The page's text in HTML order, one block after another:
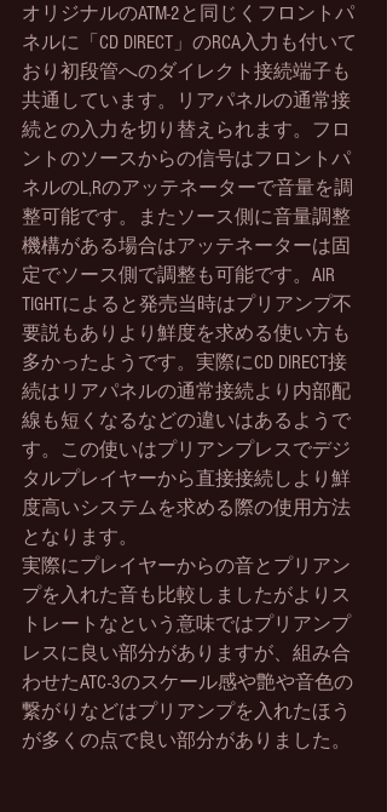
オリジナルのATM-2と同じくフロントパ
ネルに「CD DIRECT」のRCA入力も付いて
おり初段管へのダイレクト接続端子も
共通しています。リアパネルの通常接
続との入力を切り替えられます。フロ
ントのソースからの信号はフロントパ
ネルのL,Rのアッテネーターで音量を調
整可能です。またソース側に音量調整
機構がある場合はアッテネーターは固
定でソース側で調整も可能です。AIR
TIGHTによると発売当時はプリアンプ不
要説もありより鮮度を求める使い方も
多かったようです。実際にCD DIRECT接
続はリアパネルの通常接続より内部配
線も短くなるなどの違いはあるようで
す。この使いはプリアンプレスでデジ
タルプレイヤーから直接接続しより鮮
度高いシステムを求める際の使用方法
となります。
実際にプレイヤーからの音とプリアン
プを入れた音も比較しましたがよりス
トレートなという意味ではプリアンプ
レスに良い部分がありますが、組み合
わせたATC-3のスケール感や艶や音色の
繋がりなどはプリアンプを入れたほう
が多くの点で良い部分がありました。